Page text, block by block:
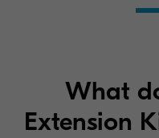
What
Extension